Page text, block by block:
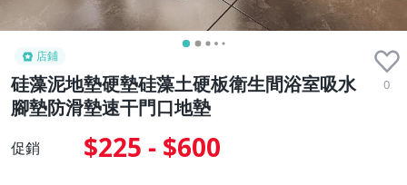
店鋪
硅藻泥地墊硬墊硅藻土硬板衛生間浴室吸水
腳墊防滑墊速干門口地墊
0
促銷 $225 - $600